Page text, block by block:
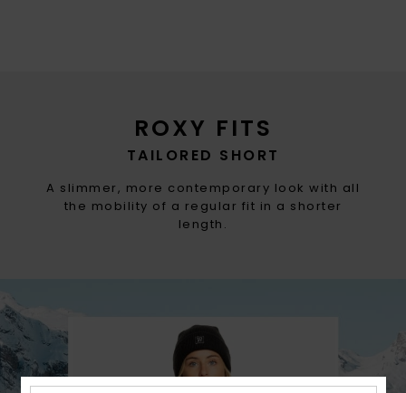
ROXY FITS
TAILORED SHORT
A slimmer, more contemporary look with all
the mobility of a regular fit in a shorter
length.